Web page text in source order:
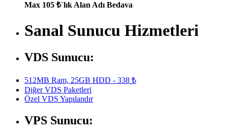
Max 105 ₺`lık Alan Adı Bedava
Sanal Sunucu Hizmetleri
VDS Sunucu:
512MB Ram, 25GB HDD - 338 ₺
Diğer VDS Paketleri
Özel VDS Yapılandır
VPS Sunucu: